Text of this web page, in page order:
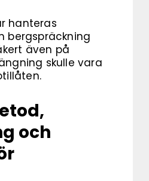
hanteras
bergspräckning
även på
skulle vara
och